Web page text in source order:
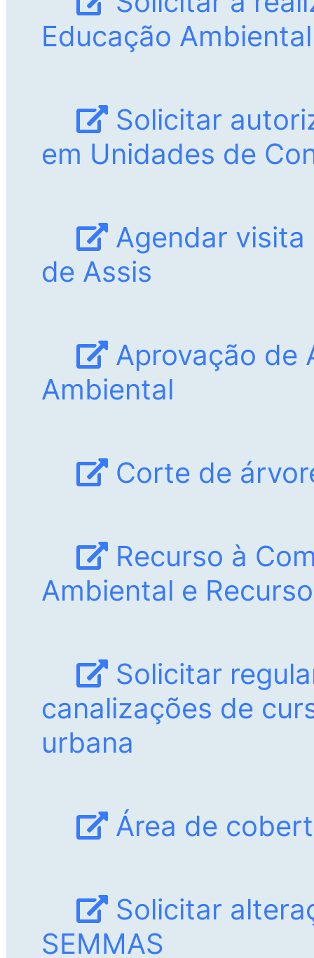
Educação Ambiental
Solicitar
em Unidades de
Agendar visita
de Assis
Aprovação de
Ambiental
Corte de
Recurso à
Ambiental e
Solicitar
canalizações de
urbana
Área de
Solicitar
SEMMAS